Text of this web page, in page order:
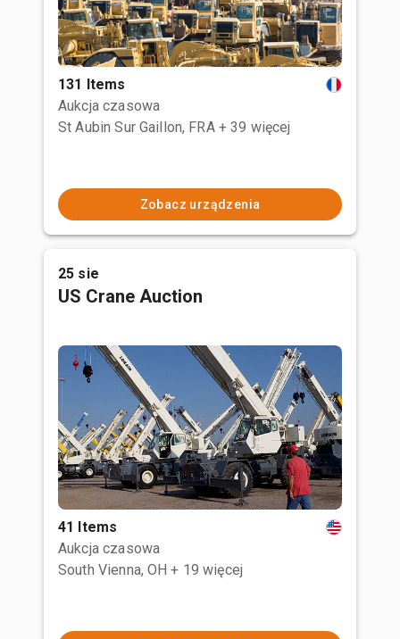
131 Items
Aukcja czasowa
St Aubin Sur Gaillon, FRA + 39 więcej
Zobacz urządzenia
25 sie
US Crane Auction
41 Items
Aukcja czasowa
South Vienna, OH + 19 więcej